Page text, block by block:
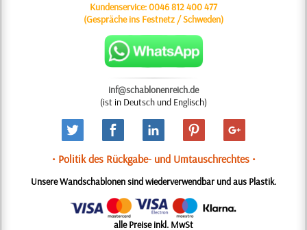
Kundenservice:0046 812 400 477
(Gespräche ins Festnetz / Schweden)
inf@schablonenreich.de
(ist in Deutsch und Englisch)
• Politik des Rückgabe- und Umtauschrechtes •
Unsere Wandschablonen sind wiederverwendbar und aus Plastik.
alle Preise inkl. MwSt